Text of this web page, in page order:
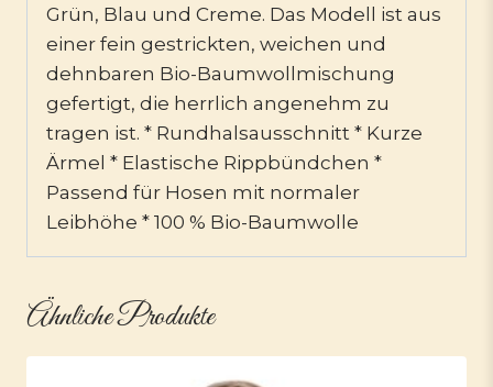
Grün, Blau und Creme. Das Modell ist aus
einer fein gestrickten, weichen und
dehnbaren Bio-Baumwollmischung
gefertigt, die herrlich angenehm zu
tragen ist. * Rundhalsausschnitt * Kurze
Ärmel * Elastische Rippbündchen *
Passend für Hosen mit normaler
Leibhöhe * 100 % Bio-Baumwolle
Ähnliche Produkte